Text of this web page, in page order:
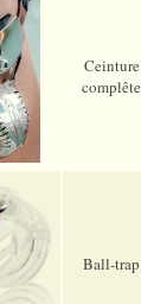
Ceinture
complête
Ball-trap